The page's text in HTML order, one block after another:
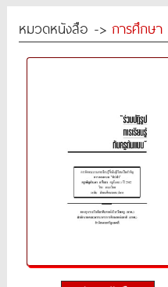
หมวดหนังสือ -> การศึกษา